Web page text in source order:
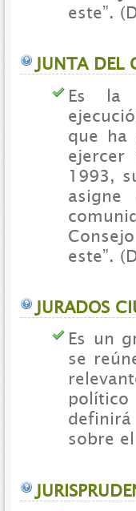
este”.
JUNTA DEL
Es la
que ha
1993,
este”.
JURADOS
Es un
se
sobre